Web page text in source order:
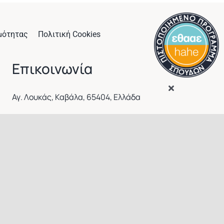
Πολιτική Cookies
Επικοινωνία
Αγ. Λουκάς, Καβάλα, 65404, Ελλάδα